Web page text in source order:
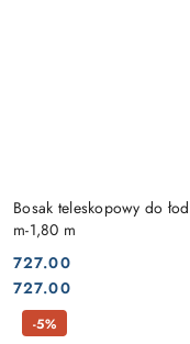
Bosak teleskopowy do
m-1,80 m
Cena:
727.00
Cena:
727.00
-5%